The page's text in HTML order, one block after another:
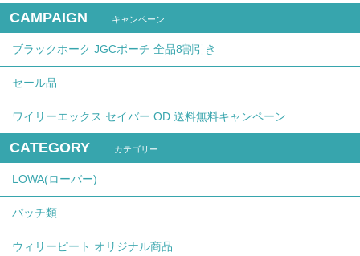
CAMPAIGN キャンペーン
ブラックホーク JGCポーチ 全品8割引き
セール品
ワイリーエックス セイバー OD 送料無料キャンペーン
CATEGORY カテゴリー
LOWA(ローバー)
パッチ類
ウィリーピート オリジナル商品